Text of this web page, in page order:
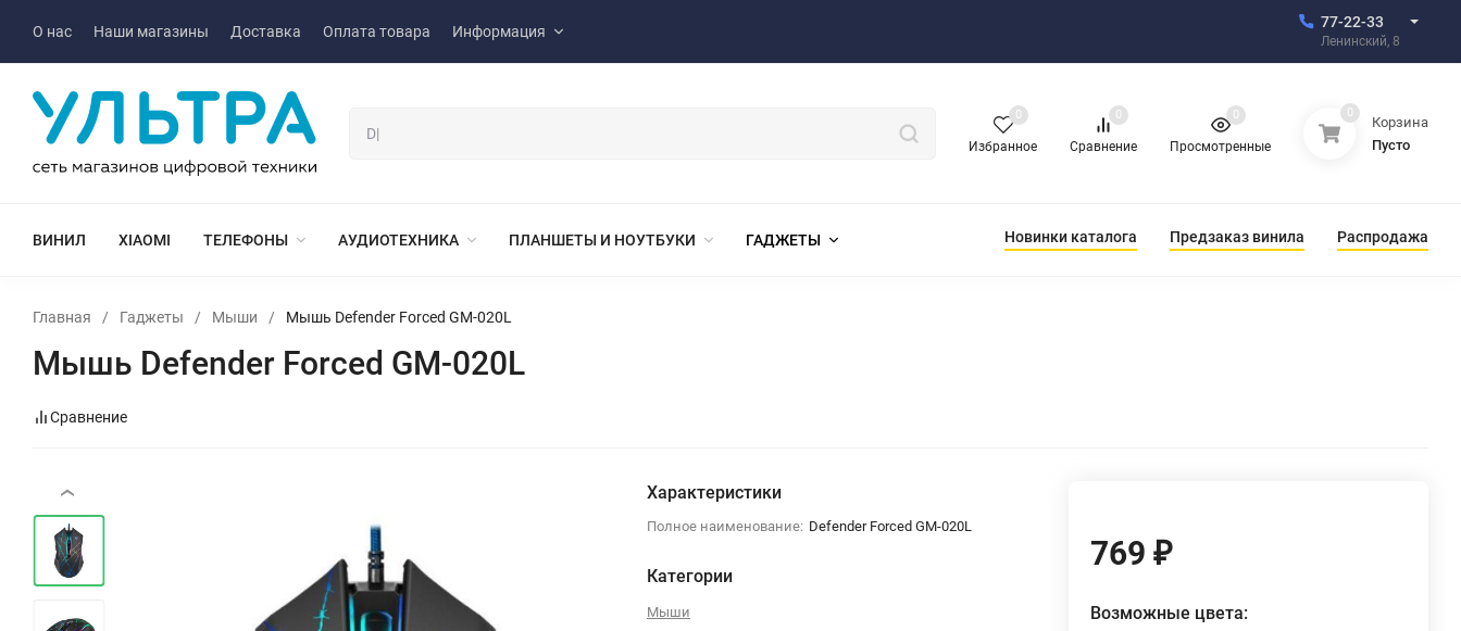
О нас Наши магазины Доставка Оплата товара Информация
77-22-33
Ленинский, 8
Избранное
0
Сравнение
0
Просмотренные
0 0
Корзина
Пусто
ВИНИЛ XIAOMI ТЕЛЕФОНЫ АУДИОТЕХНИКА ПЛАНШЕТЫ И НОУТБУКИ ГАДЖЕТЫ Новинки каталога Предзаказ винила Распродажа
Главная / Гаджеты / Мыши / Мышь Defender Forced GM-020L
Мышь Defender Forced GM-020L
Сравнение
‹ Характеристики
Полное наименование: Defender Forced GM-020L
Категории
Мыши
769₽
Возможные цвета: